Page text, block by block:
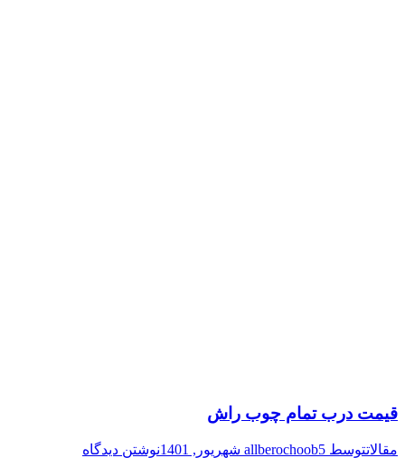
قیمت درب تمام چوب راش
مقالاتتوسط allberochoob5 شهریور, 1401 نوشتن دیدگاه